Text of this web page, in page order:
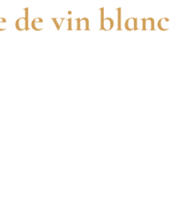
de vin blanc